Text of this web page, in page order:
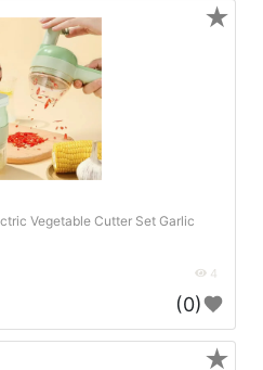
Vegetable Cutter Set Garlic
4
(0)
★
★